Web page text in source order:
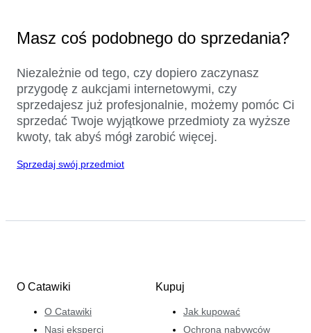
Masz coś podobnego do sprzedania?
Niezależnie od tego, czy dopiero zaczynasz
przygodę z aukcjami internetowymi, czy
sprzedajesz już profesjonalnie, możemy pomóc Ci
sprzedać Twoje wyjątkowe przedmioty za wyższe
kwoty, tak abyś mógł zarobić więcej.
Sprzedaj swój przedmiot
O Catawiki
O Catawiki
Nasi eksperci
Kupuj
Jak kupować
Ochrona nabywców